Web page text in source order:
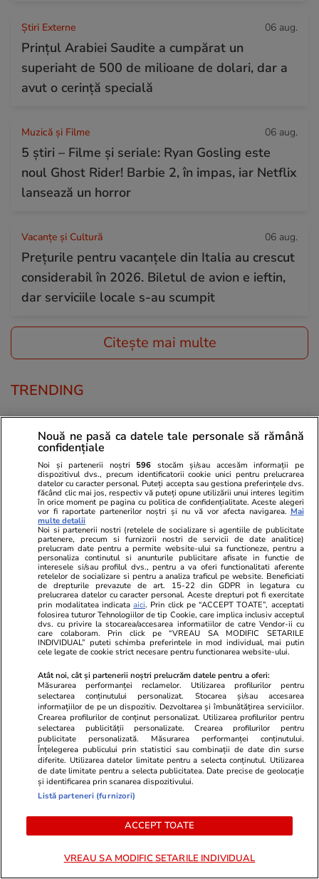
Știri Externe 06 aug.
Prințul Arabiei Saudite a cumpărat un
superiaht de 500 de milioane de dolari, dar a
avut o cerință specială
Muzică și Filme 06 aug.
5 știri – Filme și seriale: Ryan Gosling este
noul Ghost Rider! Barbie 2, în impas, iar Netflix
lansează un horror
Vacanțe și Cultură 06 aug.
Prețurile pentru vacanțele din Italia au crescut
considerabil în 2026. Biletul de avion e ieftin,
dar serviciile locale s-au scumpit
Citește mai multe
TRENDING
Horoscop 06 aug.
Horoscop 7 august 2026. Leii au ocazia să-și
testeze tăria de caracter prin reconfigurarea
planurilor de viitor la care au lucrat foarte
mult
Știri România 06 aug.
Vremea de vineri, 7 august 2026: peste
jumătate de țară, sub avertizări de caniculă și
ploi torențiale. Lista zonelor afectate
Știri România 06 aug.
Rezultatele loto din 6 august 2026. Numerele
câștigătoare extrase joi
Vacanțe și Cultură 06 aug.
Mesaje de Sfânta Teodora – urări pe care să le
transmiți sărbătoriților
Nouă ne pasă ca datele tale personale să rămână
confidențiale
Noi și partenerii noștri 596 stocăm și/sau accesăm informații pe
dispozitivul dvs., precum identificatorii cookie unici pentru prelucrarea
datelor cu caracter personal. Puteți accepta sau gestiona preferințele dvs.
făcând clic mai jos, respectiv vă puteți opune utilizării unui interes legitim
în orice moment pe pagina cu politica de confidențialitate. Aceste alegeri
vor fi raportate partenerilor noștri și nu vă vor afecta navigarea. Mai
multe detalii
Noi si partenerii nostri (retelele de socializare si agentiile de publicitate
partenere, precum si furnizorii nostri de servicii de date analitice)
prelucram date pentru a permite website-ului sa functioneze, pentru a
personaliza continutul si anunturile publicitare afisate in functie de
interesele si/sau profilul dvs., pentru a va oferi functionalitati aferente
retelelor de socializare si pentru a analiza traficul pe website. Beneficiati
de drepturile prevazute de art. 15-22 din GDPR in legatura cu
prelucrarea datelor cu caracter personal. Aceste drepturi pot fi exercitate
prin modalitatea indicataaici. Prin click pe “ACCEPT TOATE”, acceptati
folosirea tuturor Tehnologiilor de tip Cookie, care implica inclusiv acceptul
dvs. cu privire la stocarea/accesarea informatiilor de catre Vendor-ii cu
care colaboram. Prin click pe “VREAU SA MODIFIC SETARILE
INDIVIDUAL” puteti schimba preferintele in mod individual, mai putin
cele legate de cookie strict necesare pentru functionarea website-ului.
Atât noi, cât și partenerii noștri prelucrăm datele pentru a oferi:
Măsurarea performanței reclamelor. Utilizarea profilurilor pentru
selectarea conținutului personalizat. Stocarea și/sau accesarea
informațiilor de pe un dispozitiv. Dezvoltarea și îmbunătățirea serviciilor.
Crearea profilurilor de conținut personalizat. Utilizarea profilurilor pentru
selectarea publicității personalizate. Crearea profilurilor pentru
publicitate personalizată. Măsurarea performanței conținutului.
Înțelegerea publicului prin statistici sau combinații de date din surse
diferite. Utilizarea datelor limitate pentru a selecta conținutul. Utilizarea
de date limitate pentru a selecta publicitatea. Date precise de geolocație
și identificarea prin scanarea dispozitivului.
Listă parteneri (furnizori)
ACCEPT TOATE
VREAU SA MODIFIC SETARILE INDIVIDUAL